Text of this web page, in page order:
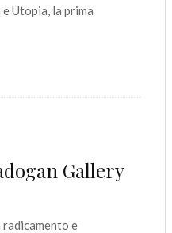
Utopia, la prima
Gallery
radicamento e